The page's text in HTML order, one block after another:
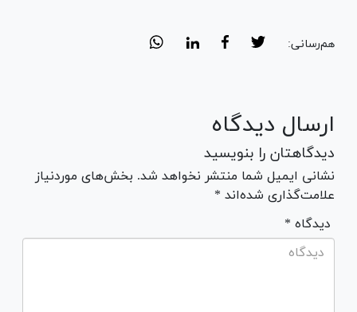
هم‌رسانی:
ارسال دیدگاه
دیدگاهتان را بنویسید
نشانی ایمیل شما منتشر نخواهد شد. بخش‌های موردنیاز
علامت‌گذاری شده‌اند *
* دیدگاه